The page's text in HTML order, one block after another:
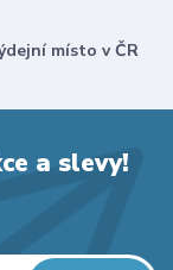
místo v ČR
a slevy!